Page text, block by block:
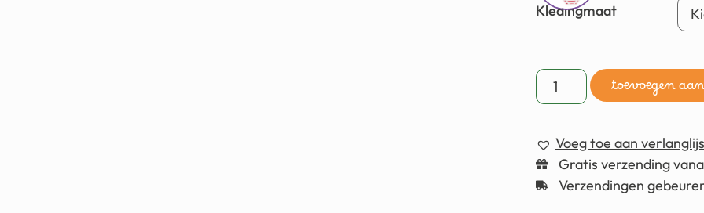
Kledingmaat
toevoegen
Voeg toe aan
Gratis verzending
Verzendingen